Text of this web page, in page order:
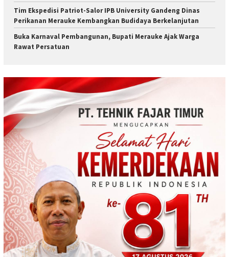
Tim Ekspedisi Patriot-Salor IPB University Gandeng Dinas
Perikanan Merauke Kembangkan Budidaya Berkelanjutan
Buka Karnaval Pembangunan, Bupati Merauke Ajak Warga
Rawat Persatuan